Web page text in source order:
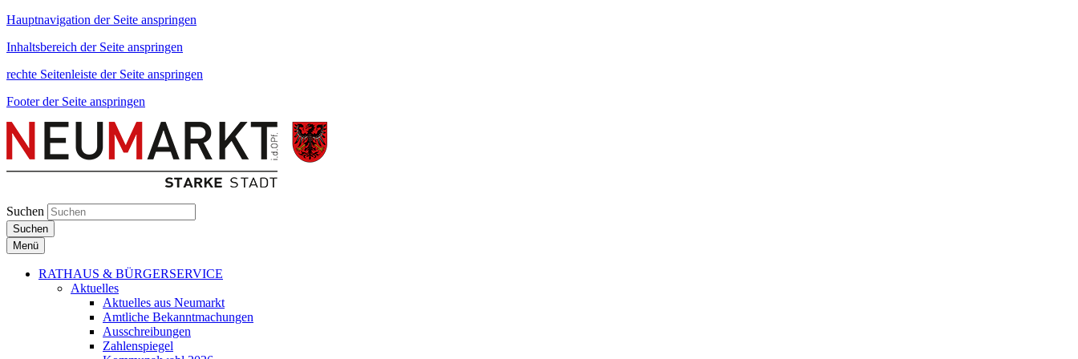
Hauptnavigation der Seite anspringen
Inhaltsbereich der Seite anspringen
rechte Seitenleiste der Seite anspringen
Footer der Seite anspringen
Suchen
Suchen
Menü
RATHAUS & BÜRGERSERVICE
Aktuelles
Aktuelles aus Neumarkt
Amtliche Bekanntmachungen
Ausschreibungen
Zahlenspiegel